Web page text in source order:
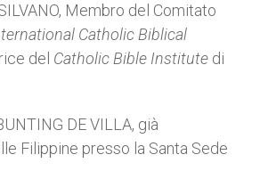
Membro del Comitato
Catholic Biblical
del Catholic Bible Institute di
DE VILLA, già
Filippine presso la Santa Sede